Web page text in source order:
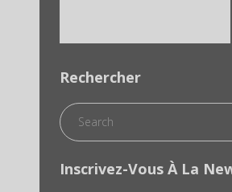
Rechercher
Inscrivez-Vous À La